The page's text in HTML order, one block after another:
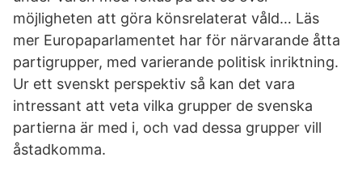
möjligheten att göra könsrelaterat våld… Läs
mer Europaparlamentet har för närvarande åtta
partigrupper, med varierande politisk inriktning.
Ur ett svenskt perspektiv så kan det vara
intressant att veta vilka grupper de svenska
partierna är med i, och vad dessa grupper vill
åstadkomma.